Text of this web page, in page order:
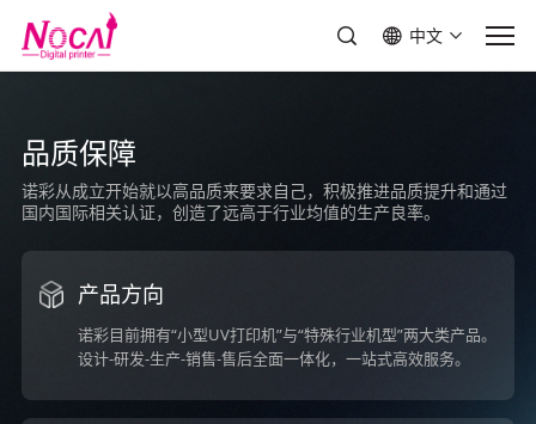
中文
品质保障
诺彩从成立开始就以高品质来要求自己，积极推进品质提升和通过
国内国际相关认证，创造了远高于行业均值的生产良率。
产品方向
诺彩目前拥有“小型UV打印机”与“特殊行业机型”两大类产品。
设计-研发-生产-销售-售后全面一体化，一站式高效服务。